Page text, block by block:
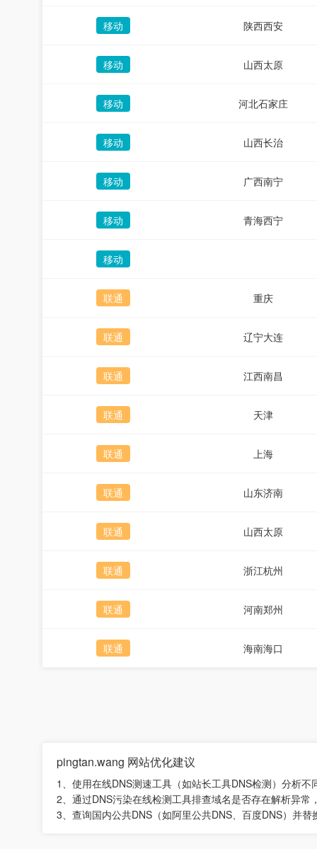
移动 陕西西安
移动 山西太原
移动 河北石家庄
移动 山西长治
移动 广西南宁
移动 青海西宁
移动
联通 重庆
联通 辽宁大连
联通 江西南昌
联通 天津
联通 上海
联通 山东济南
联通 山西太原
联通 浙江杭州
联通 河南郑州
联通 海南海口
pingtan.wang 网站优化建议
1、使用在线DNS测速工具（如站长工具DNS检测）分析
2、通过DNS污染在线检测工具排查域名是否存在解析异常
3、查询国内公共DNS（如阿里公共DNS、百度DNS）并